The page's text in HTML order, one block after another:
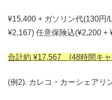
¥15,400 + ガソリン代(130円/
¥2,167) 任意保険込(¥2,200 +
合計約 ¥17,567 (48時間キ
(例2). カレコ・カーシェアリ